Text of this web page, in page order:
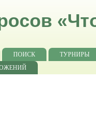
ПОИСК
ТУРНИРЫ